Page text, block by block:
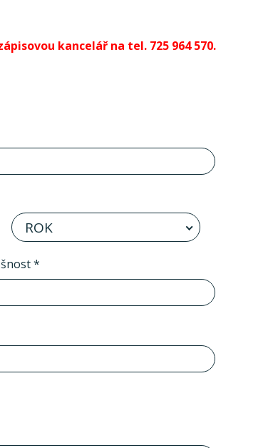
kancelář na tel. 725 964 570.
ROK
*